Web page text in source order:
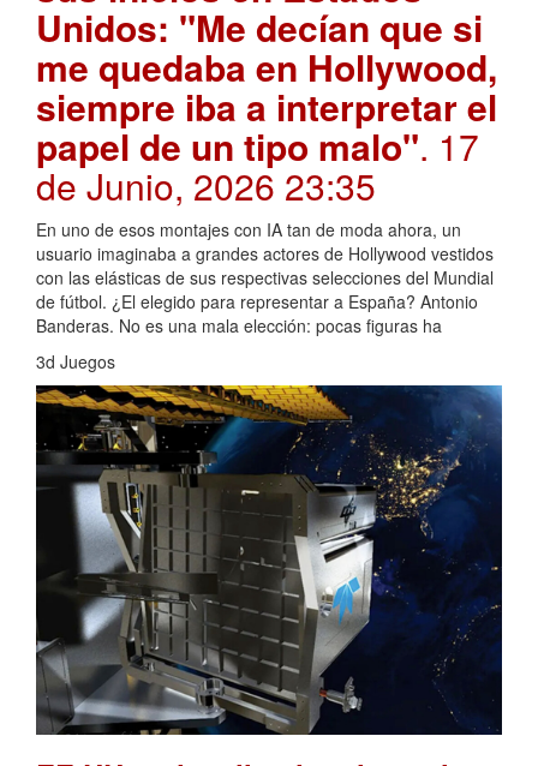
Unidos: "Me decían que si
me quedaba en Hollywood,
siempre iba a interpretar el
papel de un tipo malo". 17
de Junio, 2026 23:35
En uno de esos montajes con IA tan de moda ahora, un
usuario imaginaba a grandes actores de Hollywood vestidos
con las elásticas de sus respectivas selecciones del Mundial
de fútbol. ¿El elegido para representar a España? Antonio
Banderas. No es una mala elección: pocas figuras ha
3d Juegos